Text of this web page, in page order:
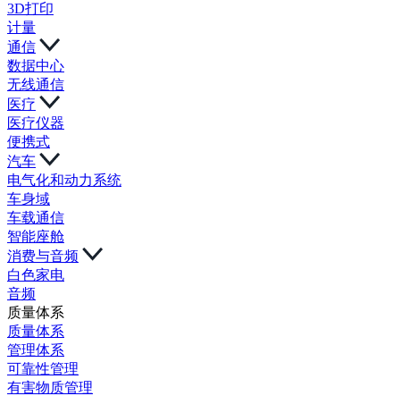
3D打印
计量
通信
数据中心
无线通信
医疗
医疗仪器
便携式
汽车
电气化和动力系统
车身域
车载通信
智能座舱
消费与音频
白色家电
音频
质量体系
质量体系
管理体系
可靠性管理
有害物质管理